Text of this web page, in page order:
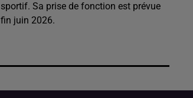
sportif. Sa prise de fonction est prévue
fin juin 2026.